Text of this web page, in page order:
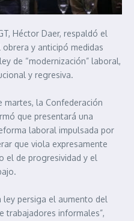
Héctor Daer, respaldó el
y anticipó medidas
de “modernización” laboral,
y regresiva.
martes, la Confederación
que presentará una
laboral impulsada por
que viola expresamente
el de progresividad y el
ley persiga el aumento del
trabajadores informales”,